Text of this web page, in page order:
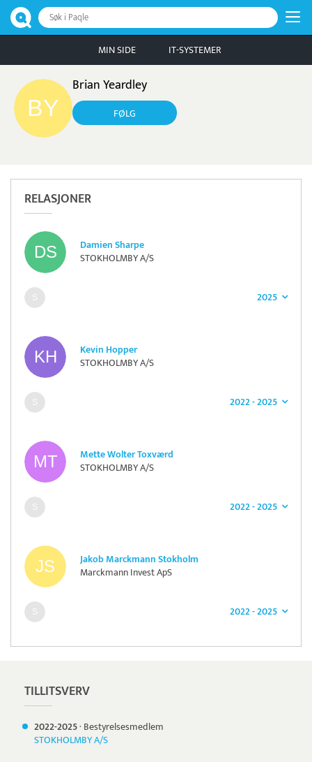
Søk i Paqle
MIN SIDE IT-SYSTEMER
Brian Yeardley
FØLG
RELASJONER
Damien Sharpe
STOKHOLMBY A/S
2025
Kevin Hopper
STOKHOLMBY A/S
2022 - 2025
Mette Wolter Toxværd
STOKHOLMBY A/S
2022 - 2025
Jakob Marckmann Stokholm
Marckmann Invest ApS
2022 - 2025
TILLITSVERV
2022-2025· Bestyrelsesmedlem
STOKHOLMBY A/S